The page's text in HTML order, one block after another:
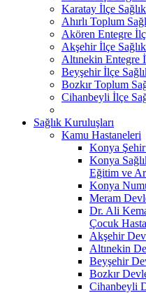
Karatay İlçe
Ahırlı Toplum
Akören Entegre
Akşehir İlçe
Altınekin Entegre
Beyşehir İlçe
Bozkır Toplum
Cihanbeyli İlçe
Sağlık Kuruluşları
Kamu Hastaneleri
Konya
Konya
Eğitim ve
Konya
Meram
Dr. Ali
Çocuk
Akşehir
Altınekin
Beyşehir
Bozkır
Cihanbeyli